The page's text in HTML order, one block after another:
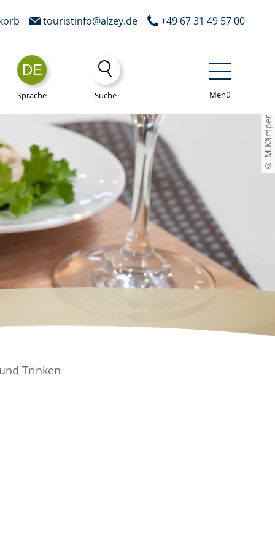
+49 67 31 49 57 00
touristinfo@alzey.de
Suche
DE
Sprache Menü
© M.Kämper
Trinken